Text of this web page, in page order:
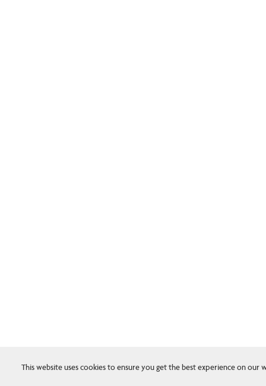
This website uses cookies to ensure you get the best experience on our